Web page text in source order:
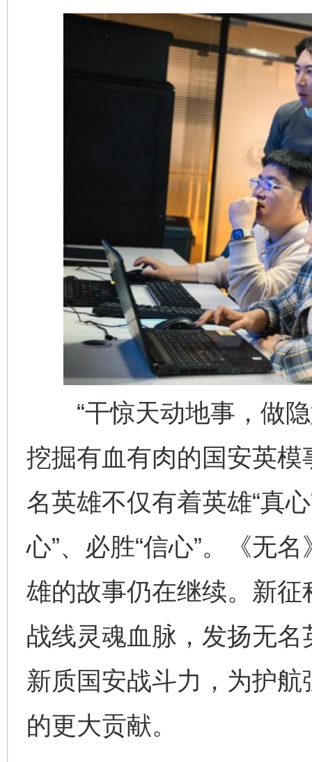
“干惊天动地事，做隐
挖掘有血有肉的国安英
名英雄不仅有着英雄“真
心”、必胜“信心”。《无
雄的故事仍在继续。新
战线灵魂血脉，发扬无
新质国安战斗力，为护
的更大贡献。